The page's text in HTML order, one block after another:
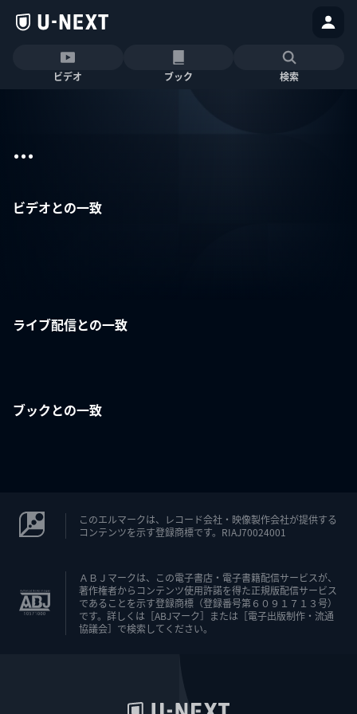
ビデオ ブック 検索
...
ビデオとの一致
ライブ配信との一致
ブックとの一致
このエルマークは、レコード会社・映像製作会社が提供する
コンテンツを示す登録商標です。RIAJ70024001
ＡＢＪマークは、この電子書店・電子書籍配信サービスが、
著作権者からコンテンツ使用許諾を得た正規版配信サービス
であることを示す登録商標（登録番号第６０９１７１３号）
です。詳しくは［ABJマーク］または［電子出版制作・流通
協議会］で検索してください。